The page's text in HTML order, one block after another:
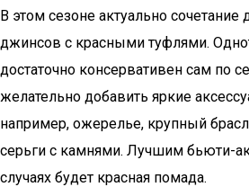
В этом сезоне актуально
джинсов с красными туфлями.
достаточно консервативен сам по
желательно добавить яркие
например, ожерелье, крупный
серьги с камнями. Лучшим бьюти-
случаях будет красная помада.